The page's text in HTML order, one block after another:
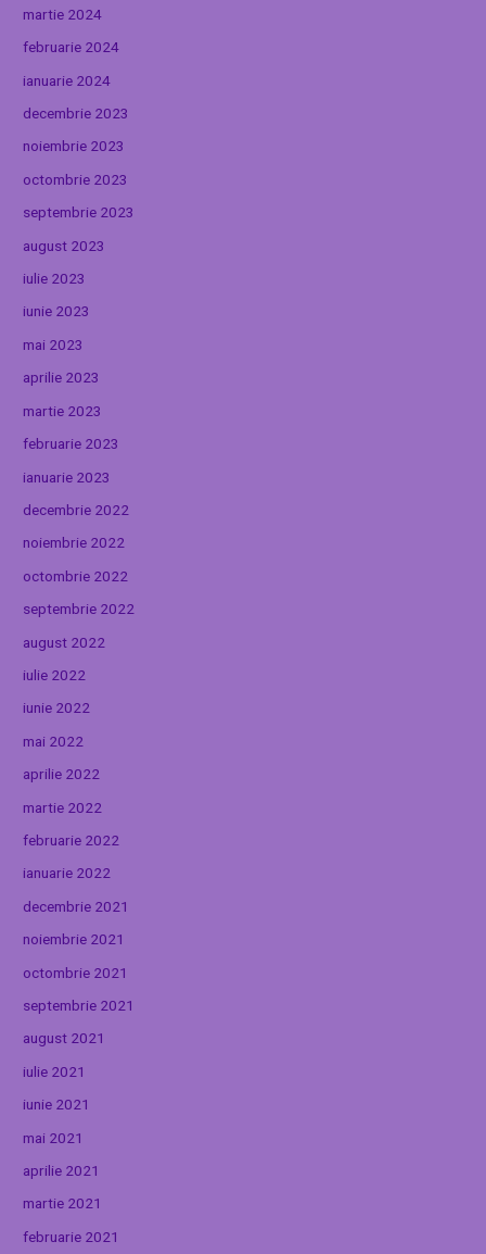
martie 2024
februarie 2024
ianuarie 2024
decembrie 2023
noiembrie 2023
octombrie 2023
septembrie 2023
august 2023
iulie 2023
iunie 2023
mai 2023
aprilie 2023
martie 2023
februarie 2023
ianuarie 2023
decembrie 2022
noiembrie 2022
octombrie 2022
septembrie 2022
august 2022
iulie 2022
iunie 2022
mai 2022
aprilie 2022
martie 2022
februarie 2022
ianuarie 2022
decembrie 2021
noiembrie 2021
octombrie 2021
septembrie 2021
august 2021
iulie 2021
iunie 2021
mai 2021
aprilie 2021
martie 2021
februarie 2021